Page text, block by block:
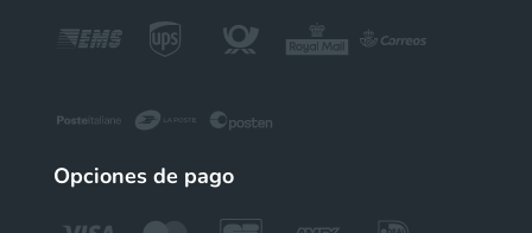
Opciones de pago